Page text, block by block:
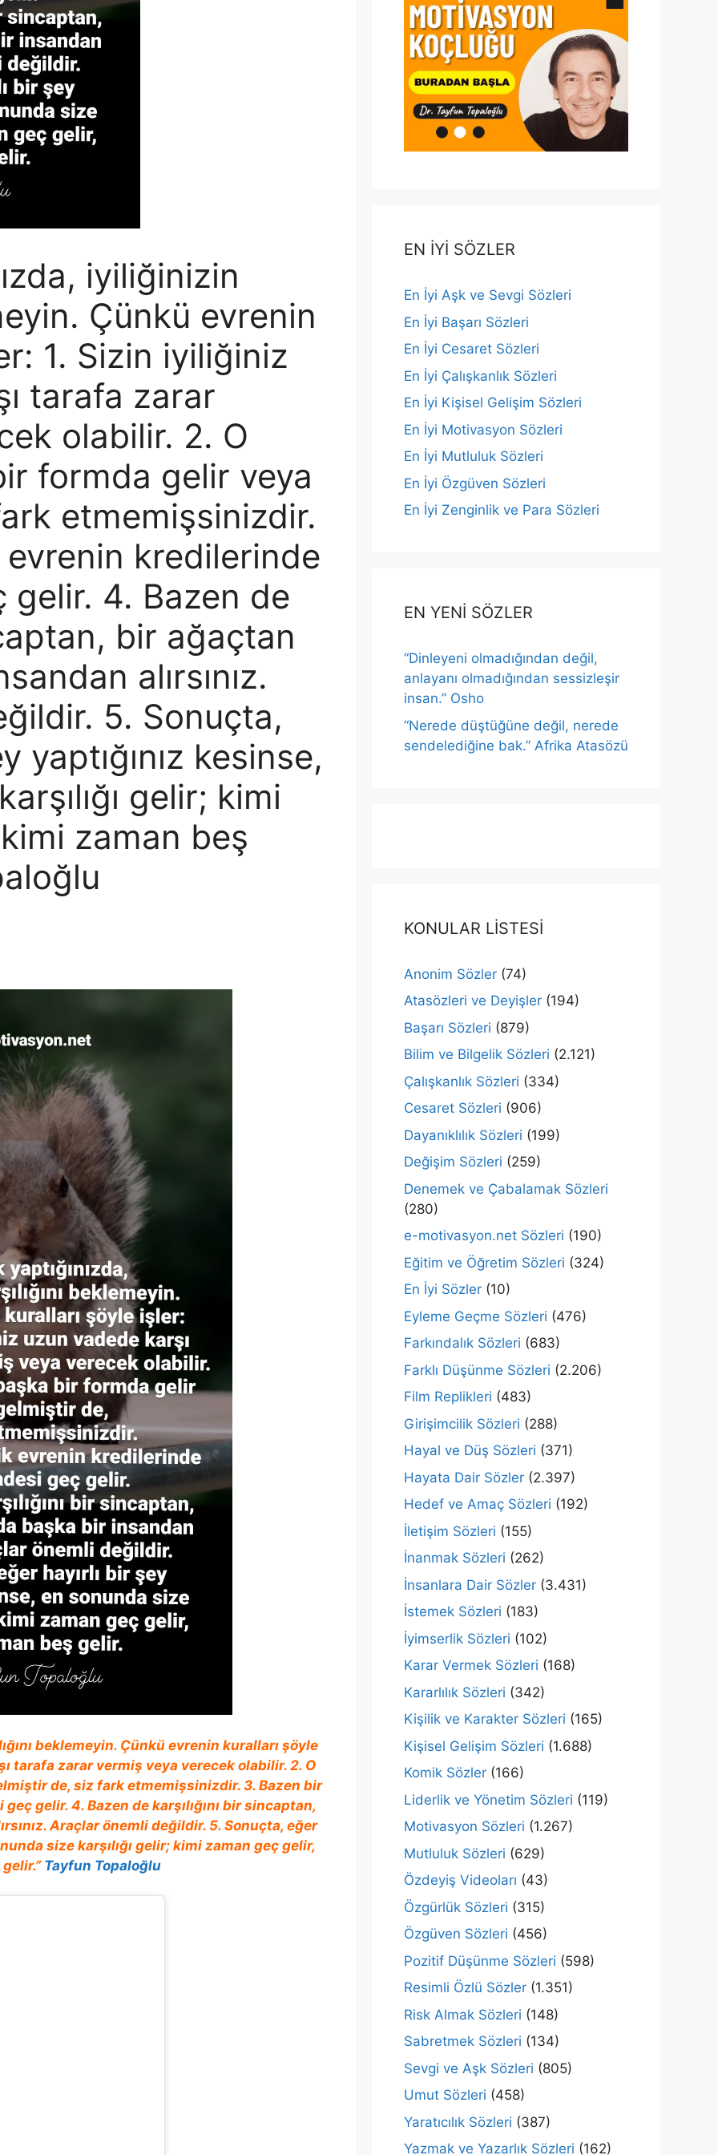
iyiliğinizin
Çünkü evrenin
1. Sizin iyiliğiniz
tarafa zarar
olabilir. 2. O
formda gelir veya
etmemişsinizdir.
kredilerinde
gelir. 4. Bazen de
bir ağaçtan
alırsınız.
5. Sonuçta,
yaptığınız kesinse,
gelir; kimi
zaman beş
beklemeyin. Çünkü evrenin kuralları şöyle
tarafa zarar vermiş veya verecek olabilir. 2. O
de, siz fark etmemişsinizdir. 3. Bazen bir
gelir. 4. Bazen de karşılığını bir sincaptan,
Araçlar önemli değildir. 5. Sonuçta, eğer
size karşılığı gelir; kimi zaman geç gelir,
Tayfun Topaloğlu
EN İYİ SÖZLER
En İyi Aşk ve Sevgi Sözleri
En İyi Başarı Sözleri
En İyi Cesaret Sözleri
En İyi Çalışkanlık Sözleri
En İyi Kişisel Gelişim Sözleri
En İyi Motivasyon Sözleri
En İyi Mutluluk Sözleri
En İyi Özgüven Sözleri
En İyi Zenginlik ve Para Sözleri
EN YENİ SÖZLER
“Dinleyeni olmadığından değil,
anlayanı olmadığından sessizleşir
insan.” Osho
“Nerede düştüğüne değil, nerede
sendelediğine bak.” Afrika Atasözü
KONULAR LİSTESİ
Anonim Sözler (74)
Atasözleri ve Deyişler (194)
Başarı Sözleri (879)
Bilim ve Bilgelik Sözleri (2.121)
Çalışkanlık Sözleri (334)
Cesaret Sözleri (906)
Dayanıklılık Sözleri (199)
Değişim Sözleri (259)
Denemek ve Çabalamak Sözleri
(280)
e-motivasyon.net Sözleri (190)
Eğitim ve Öğretim Sözleri (324)
En İyi Sözler (10)
Eyleme Geçme Sözleri (476)
Farkındalık Sözleri (683)
Farklı Düşünme Sözleri (2.206)
Film Replikleri (483)
Girişimcilik Sözleri (288)
Hayal ve Düş Sözleri (371)
Hayata Dair Sözler (2.397)
Hedef ve Amaç Sözleri (192)
İletişim Sözleri (155)
İnanmak Sözleri (262)
İnsanlara Dair Sözler (3.431)
İstemek Sözleri (183)
İyimserlik Sözleri (102)
Karar Vermek Sözleri (168)
Kararlılık Sözleri (342)
Kişilik ve Karakter Sözleri (165)
Kişisel Gelişim Sözleri (1.688)
Komik Sözler (166)
Liderlik ve Yönetim Sözleri (119)
Motivasyon Sözleri (1.267)
Mutluluk Sözleri (629)
Özdeyiş Videoları (43)
Özgürlük Sözleri (315)
Özgüven Sözleri (456)
Pozitif Düşünme Sözleri (598)
Resimli Özlü Sözler (1.351)
Risk Almak Sözleri (148)
Sabretmek Sözleri (134)
Sevgi ve Aşk Sözleri (805)
Umut Sözleri (458)
Yaratıcılık Sözleri (387)
Yazmak ve Yazarlık Sözleri (162)